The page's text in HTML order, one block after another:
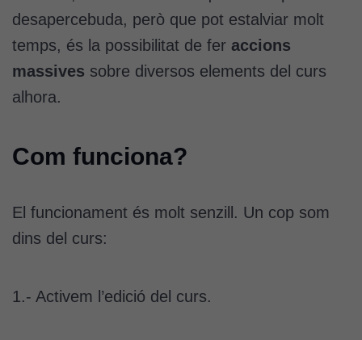
desapercebuda, però que pot estalviar molt
temps, és la possibilitat de fer accions
massives sobre diversos elements del curs
alhora.
Com funciona?
El funcionament és molt senzill. Un cop som
dins del curs:
1.- Activem l’edició del curs.